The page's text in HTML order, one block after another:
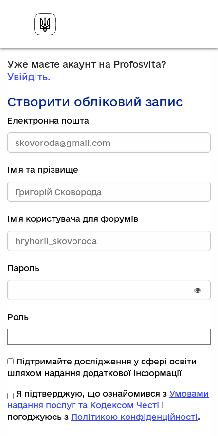
Уже маєте акаунт на Profosvita?
Увійдіть.
Створити обліковий запис
Електронна пошта
Ім'я та прізвище
Ім'я користувача для форумів
Пароль
Роль
Підтримайте дослідження у сфері освіти
шляхом надання додаткової інформації
Я підтверджую, що ознайомився з Умовами
надання послуг та Кодексом Честі і
погоджуюсь з Політикою конфіденційності.